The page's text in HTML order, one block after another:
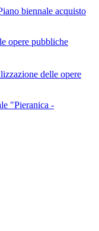
biennale acquisto
opere pubbliche
delle opere
"Pieranica -